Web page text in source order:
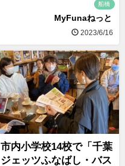
船橋
MyFunaねっと
2023/6/16
市内小学校14校で「千葉
ジェッツふなばし・バス